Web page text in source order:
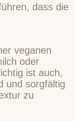
dass die
veganen
oder
ist auch,
und sorgfältig
zu